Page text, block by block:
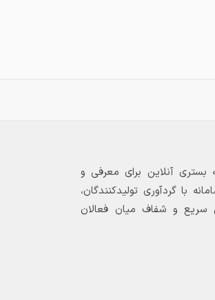
۲۴ از بهار ۱۳۹۷ با هدف ارائه بستری آنلاین برای معرفی و
با گردآوری تولیدکنندگان،
سریع و شفاف میان فعالان